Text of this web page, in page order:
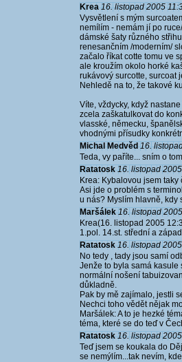
Krea 16. listopad 2005
Vysvětlení s mým
nemílím - nemám jí po
dámské šaty různého
renesančním /moderním/
začalo říkat cotte tomu ve
ale kroužím okolo horké
rukávový surcotte, surcoat
Nehledě na to, že takové
Víte, vždycky, když
zcela zaškatulkovat do
vlasské, německu,
vhodnými přísudky
Michal Medvěd 16.
Teda, vy paříte... sním o
Ratatosk 16. listopad
Krea: Kybalovou jsem
Asi jde o problém s
u nás? Myslím hlavně, kdy
Maršálek 16. listopad
Krea(16. listopad 2005
1.pol. 14.st. střední a
Ratatosk 16. listopad
No tedy , tady jsou samí
Jenže to byla samá kasule
normální nošení
důkladně.
Pak by mě zajímalo, jestli
Nechci toho vědět nějak
Maršálek: A to je hezké
téma, které se do teď v
Ratatosk 16. listopad
Teď jsem se koukala do
se nemýlím...tak nevím,